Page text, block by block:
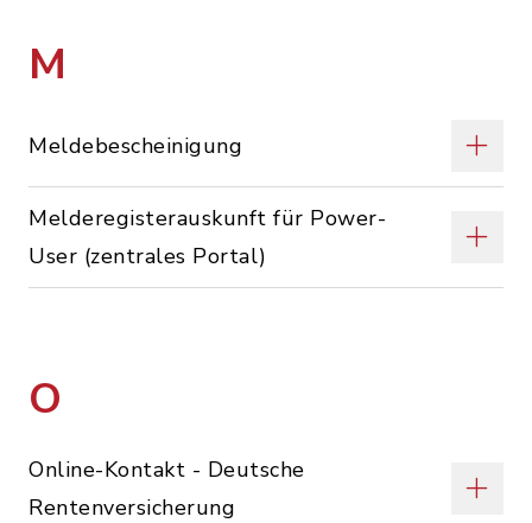
M
Meldebescheinigung
Melderegisterauskunft für Power-
User (zentrales Portal)
O
Online-Kontakt - Deutsche
Rentenversicherung